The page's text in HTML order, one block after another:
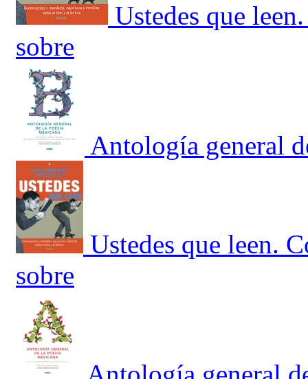
Ustedes que
sobre
Antología general
Ustedes que leen.
sobre